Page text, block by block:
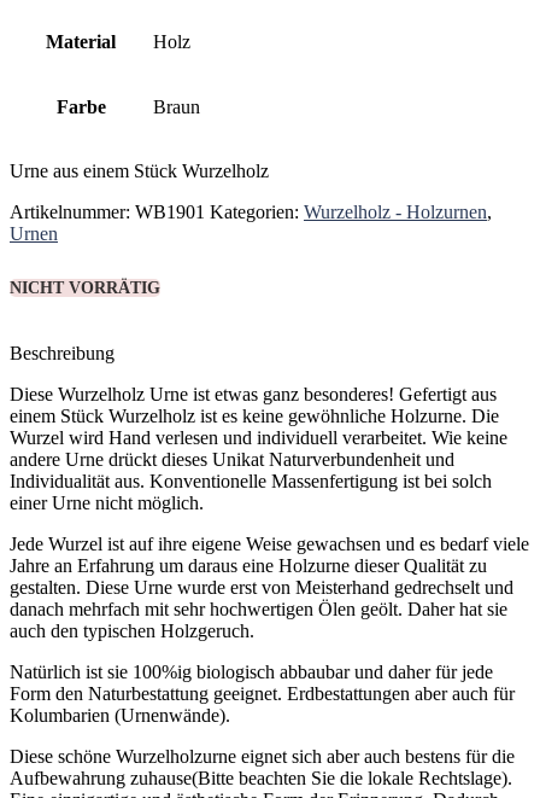
Material Holz
Farbe Braun
Urne aus einem Stück Wurzelholz
Artikelnummer: WB1901 Kategorien: Wurzelholz - Holzurnen,
Urnen
NICHT VORRÄTIG
Beschreibung
Diese Wurzelholz Urne ist etwas ganz besonderes! Gefertigt aus
einem Stück Wurzelholz ist es keine gewöhnliche Holzurne. Die
Wurzel wird Hand verlesen und individuell verarbeitet. Wie keine
andere Urne drückt dieses Unikat Naturverbundenheit und
Individualität aus. Konventionelle Massenfertigung ist bei solch
einer Urne nicht möglich.
Jede Wurzel ist auf ihre eigene Weise gewachsen und es bedarf viele
Jahre an Erfahrung um daraus eine Holzurne dieser Qualität zu
gestalten. Diese Urne wurde erst von Meisterhand gedrechselt und
danach mehrfach mit sehr hochwertigen Ölen geölt. Daher hat sie
auch den typischen Holzgeruch.
Natürlich ist sie 100%ig biologisch abbaubar und daher für jede
Form den Naturbestattung geeignet. Erdbestattungen aber auch für
Kolumbarien (Urnenwände).
Diese schöne Wurzelholzurne eignet sich aber auch bestens für die
Aufbewahrung zuhause(Bitte beachten Sie die lokale Rechtslage).